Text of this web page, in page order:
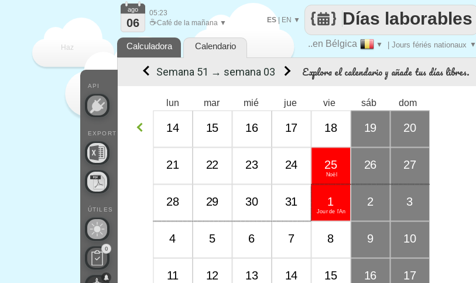
Haz ..en Bélgica ▼ | Jours fériés nationaux ▼
Días laborables
ES| EN ▼
API
EXPORT
ÚTILES
0
ago
06
05:23
☕Café de la mañana ▼
Calculadora Calendario
Explora el calendario y añade tus días libres.
lun mar mié jue vie sáb dom
14 15 16 17 18 19 20
21 22 23 24
Noël
25 26 27
28 29 30 31
Jour de l'An
1 2 3
4 5 6 7 8 9 10
11 12 13 14 15 16 17
Semana 51 → semana 03